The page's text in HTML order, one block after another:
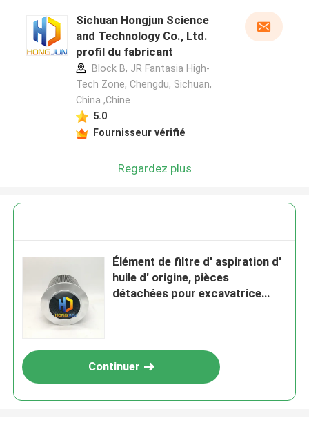
Sichuan Hongjun Science
and Technology Co., Ltd.
profil du fabricant
Block B, JR Fantasia High-
Tech Zone, Chengdu, Sichuan,
China ,Chine
5.0
Fournisseur vérifié
Regardez plus
Élément de filtre d' aspiration d'
huile d' origine, pièces
détachées pour excavatrice
Continuer